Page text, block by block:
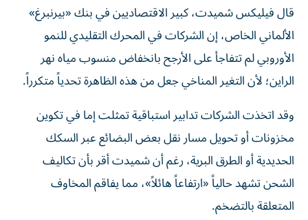
قال فيليكس شميدت، كبير الاقتصاديين في بنك «بيرنبرغ»
الألماني الخاص، إن الشركات في المحرك التقليدي للنمو
الأوروبي لم تتفاجأ على الأرجح بانخفاض منسوب مياه نهر
الراين؛ لأن التغير المناخي جعل من هذه الظاهرة تحدياً متكرراً.
وقد اتخذت الشركات تدابير استباقية تمثلت إما في تكوين
مخزونات أو تحويل مسار نقل بعض البضائع عبر السكك
الحديدية أو الطرق البرية، رغم أن شميدت أقر بأن تكاليف
الشحن تشهد حالياً «ارتفاعاً هائلاً»، مما يفاقم المخاوف
المتعلقة بالتضخم.